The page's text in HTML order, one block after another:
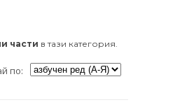
части в тази категория.
по: